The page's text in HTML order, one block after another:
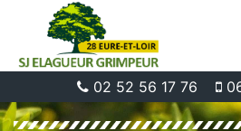
02 52 56 17 76